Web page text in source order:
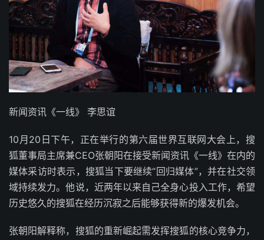
新闻资讯《一线》 李思谊
10月20日下午，正在举行的第六届世界互联网大会上，搜
狐董事局主席兼CEO张朝阳在接受新闻资讯《一线》在内的
媒体采访时表示，搜狐当下要继续“回归媒体”，并在社交领
域持续发力。他说，近两年以来自己全身心投入工作，希望
历史悠久的搜狐在经历沉寂之后能够获得新的爆发机会。
张朝阳解释称，搜狐的重新崛起需发挥搜狐的核心竞争力，